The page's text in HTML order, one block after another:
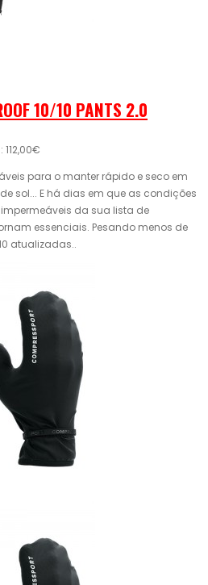
10/10 PANTS 2.0
​​para o manter rápido e seco em
sol... E há dias em que as condições
​​da sua lista de
essenciais. Pesando menos de
atualizadas..